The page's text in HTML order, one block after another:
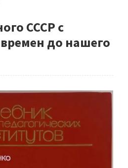
СССР с
до нашего